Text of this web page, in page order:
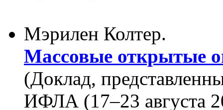
Мэрилен Колтер.
Массовые открытые
(Доклад,
ИФЛА (17–23 августа